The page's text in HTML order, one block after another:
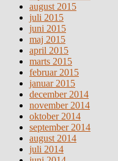
august 2015
juli 2015
juni 2015
maj 2015
april 2015
marts 2015
februar 2015
januar 2015
december 2014
november 2014
oktober 2014
september 2014
august 2014
juli 2014